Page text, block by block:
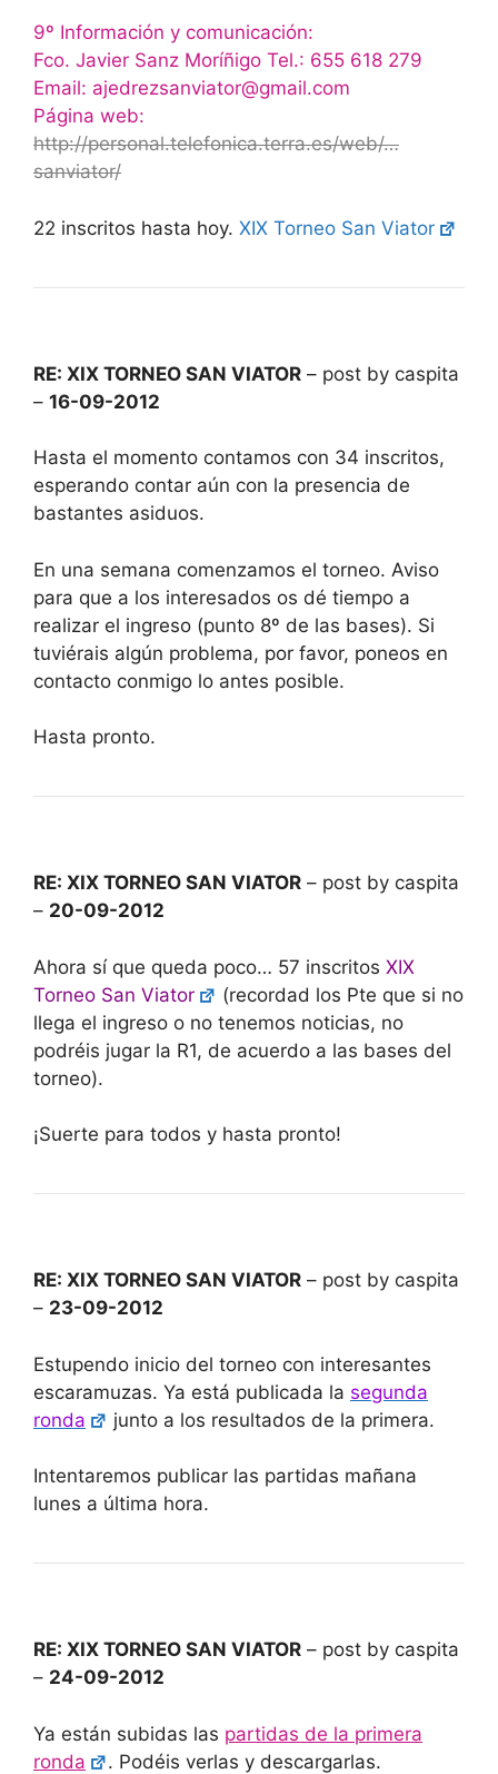
9º Información y comunicación:
Fco. Javier Sanz Moríñigo Tel.: 655 618 279
Email: ajedrezsanviator@gmail.com
Página web:
http://personal.telefonica.terra.es/web/…
sanviator/
22 inscritos hasta hoy. XIX Torneo San Viator
RE: XIX TORNEO SAN VIATOR – post by caspita
– 16-09-2012
Hasta el momento contamos con 34 inscritos,
esperando contar aún con la presencia de
bastantes asiduos.
En una semana comenzamos el torneo. Aviso
para que a los interesados os dé tiempo a
realizar el ingreso (punto 8º de las bases). Si
tuviérais algún problema, por favor, poneos en
contacto conmigo lo antes posible.
Hasta pronto.
RE: XIX TORNEO SAN VIATOR – post by caspita
– 20-09-2012
Ahora sí que queda poco… 57 inscritos XIX
Torneo San Viator
(recordad los Pte que si no
llega el ingreso o no tenemos noticias, no
podréis jugar la R1, de acuerdo a las bases del
torneo).
¡Suerte para todos y hasta pronto!
RE: XIX TORNEO SAN VIATOR – post by caspita
– 23-09-2012
Estupendo inicio del torneo con interesantes
escaramuzas. Ya está publicada la segunda
ronda
junto a los resultados de la primera.
Intentaremos publicar las partidas mañana
lunes a última hora.
RE: XIX TORNEO SAN VIATOR – post by caspita
– 24-09-2012
Ya están subidas las partidas de la primera
ronda
. Podéis verlas y descargarlas.